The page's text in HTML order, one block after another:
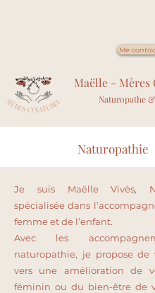
Me
Maëlle - Mères
Naturopathe
Naturopathie
Je suis Maëlle Vivès,
spécialisée dans
femme et de l’enfant.
Avec les
naturopathie, je propose de
vers une amélioration de
féminin ou du bien-être de